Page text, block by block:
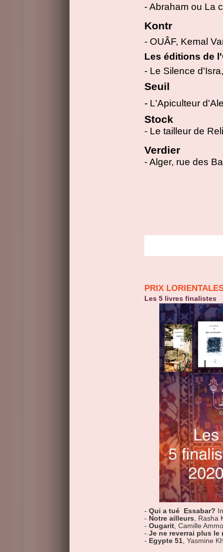
- Abraham ou La
Kontr
- OUÂF, Kemal
Les éditions de
- Le Silence
Seuil
- L'Apiculteur
Stock
- Le tailleur de
Verdier
- Alger, rue des
PRIX
Les 5 livres finalistes
- Qui a tué Essabar?
- Notre ailleurs , Rasha
- Ougarit , Camille
- Je ne reverrai plus le
- Egypte 51 , Yasmine